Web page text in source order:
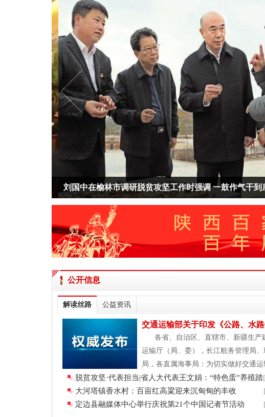
刘国中在榆林市调研脱贫攻坚工作时强调 一鼓作气干到
公开信息
解读丝路 公益资讯
交通运输部关于印发《公路、水
品物流新冠病毒防
各省、自治区、直辖市、新疆生产
运输厅（局、委），长江航务管理局
局，各直属海事局：为切实做好交通
疫情防控工作，科学指导公路...[详细]
脱贫攻坚·代表担当|省人大代表王文娟：“特色蛋”养殖踏
上
大河塔镇香水村：百亩红高粱迎来沉甸甸的丰收
定边县融媒体中心举行庆祝第21个中国记者节活动